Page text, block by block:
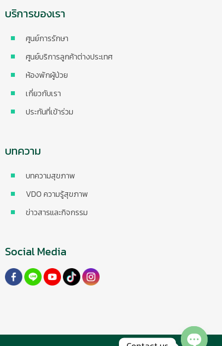
บริการของเรา
ศูนย์การรักษา
ศูนย์บริการลูกค้าต่างประเทศ
ห้องพักผู้ป่วย
เกี่ยวกับเรา
ประกันที่เข้าร่วม
บทความ
บทความสุขภาพ
VDO ความรู้สุขภาพ
ข่าวสารและกิจกรรม
Social Media